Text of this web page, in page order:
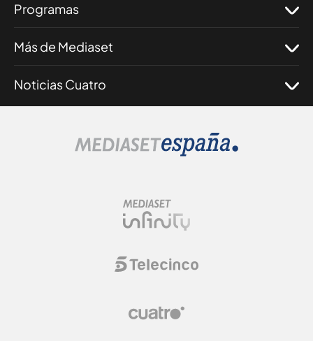
Programas
Más de Mediaset
Noticias Cuatro